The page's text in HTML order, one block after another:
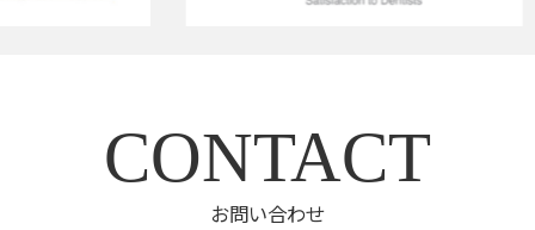
CONTACT
お問い合わせ